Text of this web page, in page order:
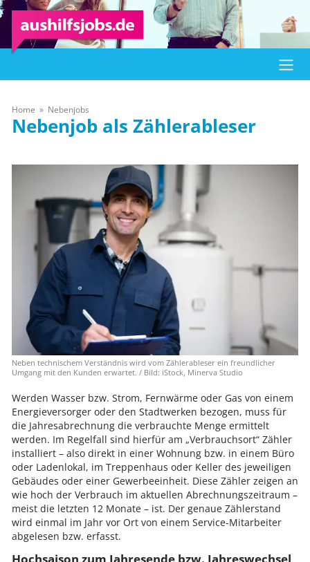
Home Nebenjobs
Nebenjob als Zählerableser
Neben technischem Verständnis wird vom Zählerableser ein freundlicher
Umgang mit den Kunden erwartet. / Bild: iStock, Minerva Studio
Werden Wasser bzw. Strom, Fernwärme oder Gas von einem
Energieversorger oder den Stadtwerken bezogen, muss für
die Jahresabrechnung die verbrauchte Menge ermittelt
werden. Im Regelfall sind hierfür am „Verbrauchsort“ Zähler
installiert – also direkt in einer Wohnung bzw. in einem Büro
oder Ladenlokal, im Treppenhaus oder Keller des jeweiligen
Gebäudes oder einer Gewerbeeinheit. Diese Zähler zeigen an
wie hoch der Verbrauch im aktuellen Abrechnungszeitraum –
meist die letzten 12 Monate – ist. Der genaue Zählerstand
wird einmal im Jahr vor Ort von einem Service-Mitarbeiter
abgelesen bzw. erfasst.